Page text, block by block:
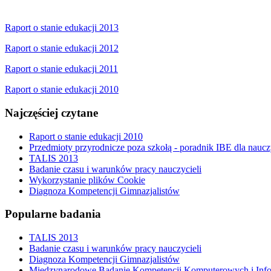
Raport o stanie edukacji 2013
Raport o stanie edukacji 2012
Raport o stanie edukacji 2011
Raport o stanie edukacji 2010
Najczęściej czytane
Raport o stanie edukacji 2010
Przedmioty przyrodnicze poza szkołą - poradnik IBE dla
TALIS 2013
Badanie czasu i warunków pracy nauczycieli
Wykorzystanie plików Cookie
Diagnoza Kompetencji Gimnazjalistów
Popularne badania
TALIS 2013
Badanie czasu i warunków pracy nauczycieli
Diagnoza Kompetencji Gimnazjalistów